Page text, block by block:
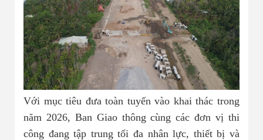
Với mục tiêu đưa toàn tuyến vào khai thác trong
năm 2026, Ban Giao thông cùng các đơn vị thi
công đang tập trung tối đa nhân lực, thiết bị và